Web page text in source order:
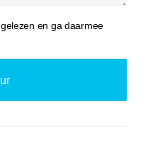
gelezen en ga daarmee